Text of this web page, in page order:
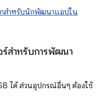
กสำหรับนักพัฒนาแอปใน
ร์สำหรับการพัฒนา
ได้ ส่วนอุปกรณ์อื่นๆ ต้องใช้